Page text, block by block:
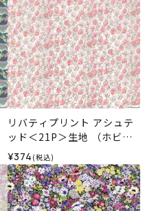
リバティプリント アシュテ
ッド＜21P＞生地 （ホビー
ラホビーレオリジナル）202
6SS
¥374 (税込)